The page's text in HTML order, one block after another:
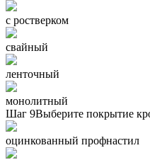
с ростверком
свайный
ленточный
монолитный
Шаг 9Выберите покрытие
оцинкованный профнастил